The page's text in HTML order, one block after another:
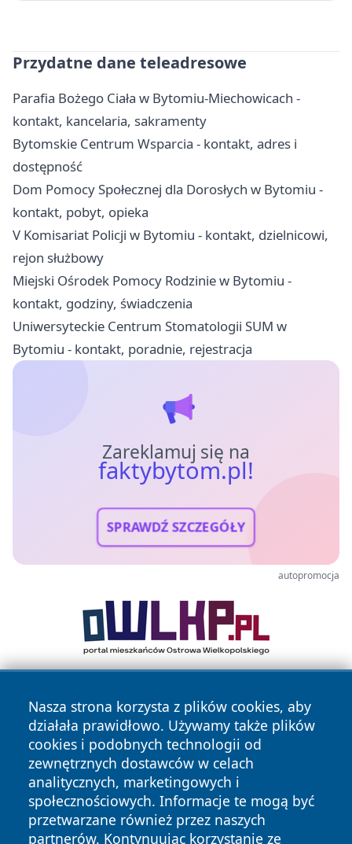
Przydatne dane teleadresowe
Parafia Bożego Ciała w Bytomiu-Miechowicach -
kontakt, kancelaria, sakramenty
Bytomskie Centrum Wsparcia - kontakt, adres i
dostępność
Dom Pomocy Społecznej dla Dorosłych w Bytomiu -
kontakt, pobyt, opieka
V Komisariat Policji w Bytomiu - kontakt, dzielnicowi,
rejon służbowy
Miejski Ośrodek Pomocy Rodzinie w Bytomiu -
kontakt, godziny, świadczenia
Uniwersyteckie Centrum Stomatologii SUM w
Bytomiu - kontakt, poradnie, rejestracja
Zareklamuj się na
faktybytom.pl!
SPRAWDŹ SZCZEGÓŁY
autopromocja
Nasza strona korzysta z plików cookies, aby
działała prawidłowo. Używamy także plików
cookies i podobnych technologii od
zewnętrznych dostawców w celach
analitycznych, marketingowych i
społecznościowych. Informacje te mogą być
przetwarzane również przez naszych
partnerów. Kontynuując korzystanie ze
Copyright © 2026 faktybytom.pl Wszystkie prawa zastrzeżone.
Polityka Polityka